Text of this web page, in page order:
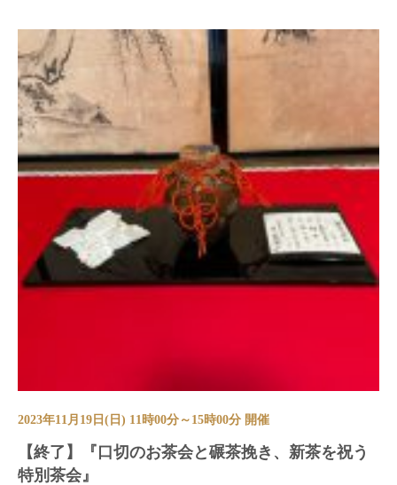
2023年11月19日(日) 11時00分～15時00分 開催
【終了】『口切のお茶会と碾茶挽き、新茶を祝う
特別茶会』